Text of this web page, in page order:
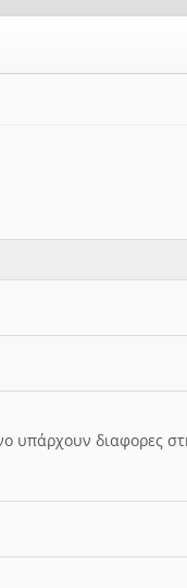
υπάρχουν διαφορες